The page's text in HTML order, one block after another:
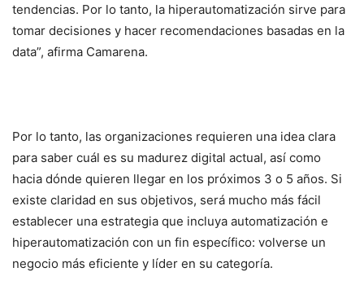
tendencias. Por lo tanto, la hiperautomatización sirve para
tomar decisiones y hacer recomendaciones basadas en la
data”, afirma Camarena.
Por lo tanto, las organizaciones requieren una idea clara
para saber cuál es su madurez digital actual, así como
hacia dónde quieren llegar en los próximos 3 o 5 años. Si
existe claridad en sus objetivos, será mucho más fácil
establecer una estrategia que incluya automatización e
hiperautomatización con un fin específico: volverse un
negocio más eficiente y líder en su categoría.